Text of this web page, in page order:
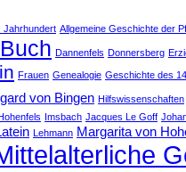
Jahrhundert Allgemeine Geschichte der
Buch Dannenfels Donnersberg
Frauen Genealogie Geschichte des
von Bingen Hilfswissenschaften
Imsbach Jacques Le Goff
Lehmann Margarita von